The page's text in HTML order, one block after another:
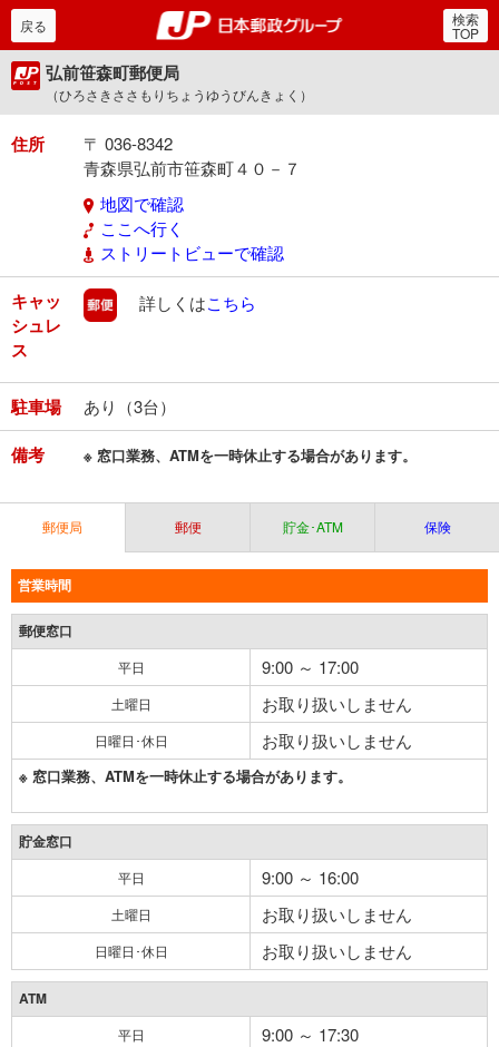
郵便局・日本郵政グルー
戻る 検索
TOP
弘前笹森町郵便局
（ひろさきささもりちょうゆうびんきょく）
住所
〒 036-8342
青森県弘前市笹森町４０－７
地図で確認
ここへ行く
ストリートビューで確認
キャッ
シュレ
ス
郵便
詳しくはこちら
駐車場 あり（3台）
備考 ※ 窓口業務、ATMを一時休止する場合があります。
郵便局 郵便 貯金･ATM 保険
営業時間
郵便窓口
平日 9:00 ～ 17:00
土曜日 お取り扱いしません
日曜日･休日 お取り扱いしません
※ 窓口業務、ATMを一時休止する場合があります。
貯金窓口
平日 9:00 ～ 16:00
土曜日 お取り扱いしません
日曜日･休日 お取り扱いしません
ATM
平日 9:00 ～ 17:30